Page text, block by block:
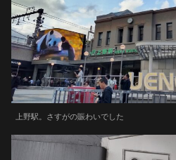
上野駅。さすがの賑わいでした